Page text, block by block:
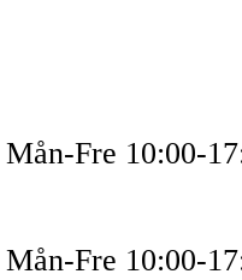
Mån-Fre 10:00-
Mån-Fre 10:00-